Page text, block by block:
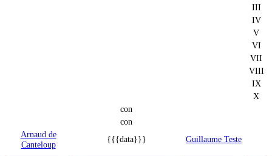
III
IV
V
VI
VII
VIII
IX
X
con
con
Arnaud de
Canteloup
{{{data}}} Guillaume Teste